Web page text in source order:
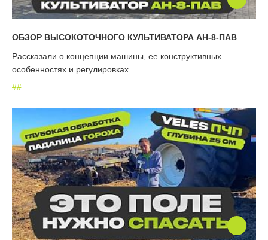
ОБЗОР ВЫСОКОТОЧНОГО КУЛЬТИВАТОРА АН-8-ПАВ
Рассказали о концепции машины, ее конструктивных
особенностях и регулировках
##